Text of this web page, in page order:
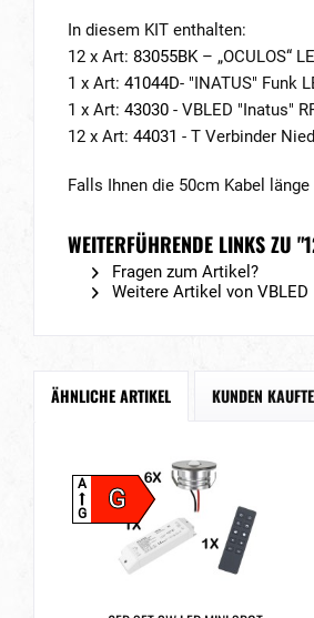
In diesem KIT enthalten:
12 x Art: 83055BK– „OCULOS“
1 x Art: 41044D- "INATUS" Funk
1 x Art: 43030 - VBLED "Inatus"
12 x Art: 44031 - T Verbinder
Falls Ihnen die 50cm Kabel
WEITERFÜHRENDE LINKS ZU
Fragen zum Artikel?
Weitere Artikel von VBLED
ÄHNLICHE ARTIKEL KUNDEN
G
A
G